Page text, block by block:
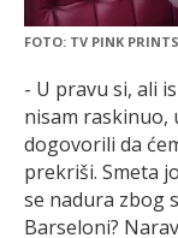
FOTO: TV PINK
- U pravu si, ali
nisam raskinuo,
dogovorili da
prekriši. Smeta
se nadura zbog
Barseloni?